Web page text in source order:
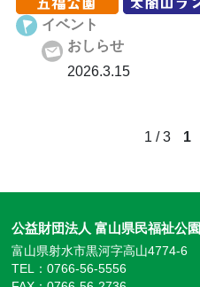
イベント
おしらせ
2026.3.15
1 / 3 1
公益財団法人 富山県民福祉公園
富山県射水市黒河字高山4774-6
TEL：0766-56-5556